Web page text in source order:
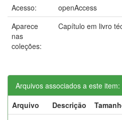
Acesso:
openAccess
Aparece
nas
coleções:
Capítulo em livro
Arquivos associados a este item:
Arquivo
Descrição